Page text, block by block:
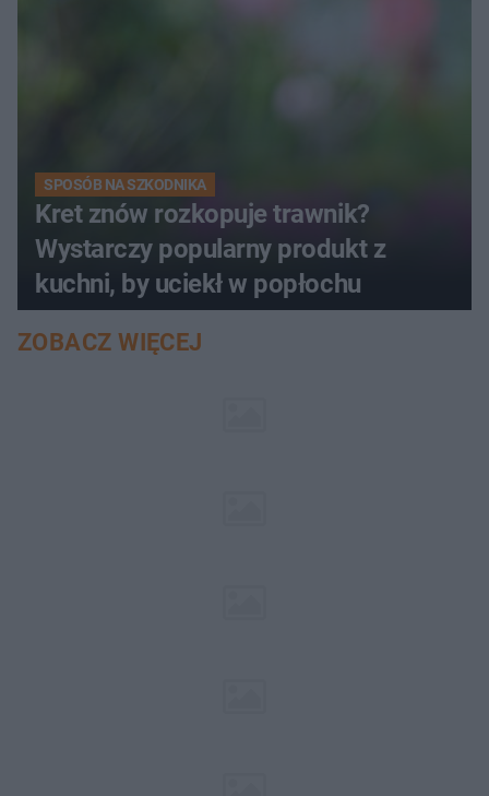
SPOSÓB NA SZKODNIKA
Kret znów rozkopuje trawnik?
Wystarczy popularny produkt z
kuchni, by uciekł w popłochu
ZOBACZ WIĘCEJ